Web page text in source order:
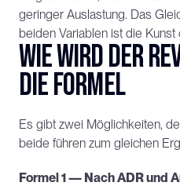
geringer Auslastung. Das
beiden Variablen ist die
Wie wird der
die Formel
Es gibt zwei Möglichkeiten,
beide führen zum gleichen
Formel 1 — Nach ADR und